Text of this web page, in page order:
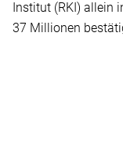
Institut (RKI) allein
37 Millionen